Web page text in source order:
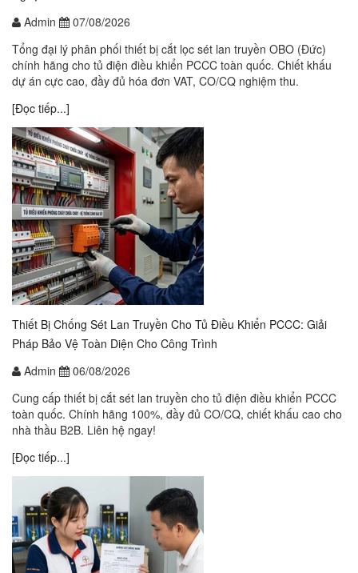
Admin
07/08/2026
Tổng đại lý phân phối thiết bị cắt lọc sét lan truyền OBO (Đức)
chính hãng cho tủ điện điều khiển PCCC toàn quốc. Chiết khấu
dự án cực cao, đầy đủ hóa đơn VAT, CO/CQ nghiệm thu.
[Đọc tiếp...]
Thiết Bị Chống Sét Lan Truyền Cho Tủ Điều Khiển PCCC: Giải
Pháp Bảo Vệ Toàn Diện Cho Công Trình
Admin
06/08/2026
Cung cấp thiết bị cắt sét lan truyền cho tủ điện điều khiển PCCC
toàn quốc. Chính hãng 100%, đầy đủ CO/CQ, chiết khấu cao cho
nhà thầu B2B. Liên hệ ngay!
[Đọc tiếp...]